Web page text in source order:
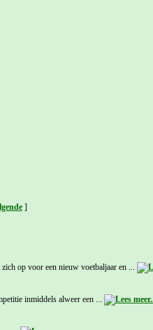
]
op voor een nieuw voetbaljaar en ...
inmiddels alweer een ...